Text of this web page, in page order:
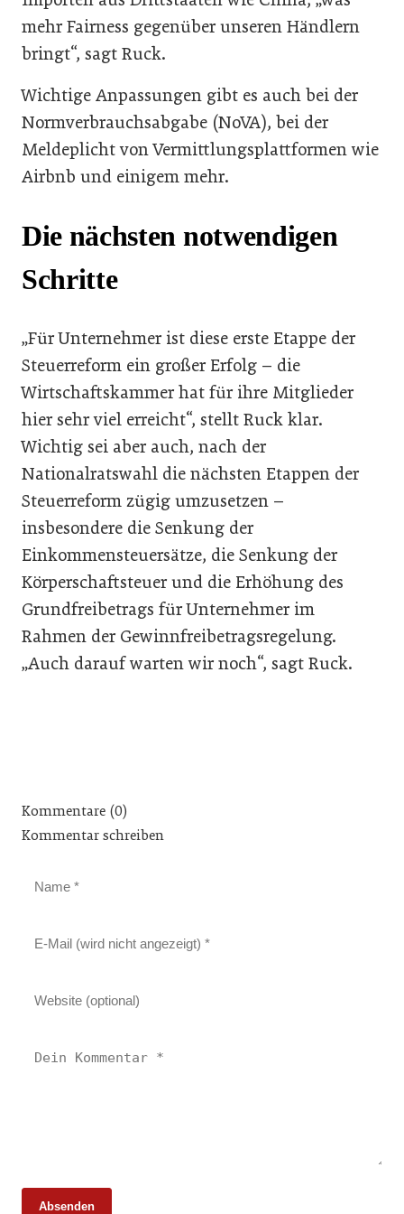
mehr Fairness gegenüber unseren Händlern
bringt“, sagt Ruck.
Wichtige Anpassungen gibt es auch bei der
Normverbrauchsabgabe (NoVA), bei der
Meldeplicht von Vermittlungsplattformen wie
Airbnb und einigem mehr.
Die nächsten notwendigen
Schritte
„Für Unternehmer ist diese erste Etappe der
Steuerreform ein großer Erfolg – die
Wirtschaftskammer hat für ihre Mitglieder
hier sehr viel erreicht“, stellt Ruck klar.
Wichtig sei aber auch, nach der
Nationalratswahl die nächsten Etappen der
Steuerreform zügig umzusetzen –
insbesondere die Senkung der
Einkommensteuersätze, die Senkung der
Körperschaftsteuer und die Erhöhung des
Grundfreibetrags für Unternehmer im
Rahmen der Gewinnfreibetragsregelung.
„Auch darauf warten wir noch“, sagt Ruck.
Kommentare (0)
Kommentar schreiben
Absenden